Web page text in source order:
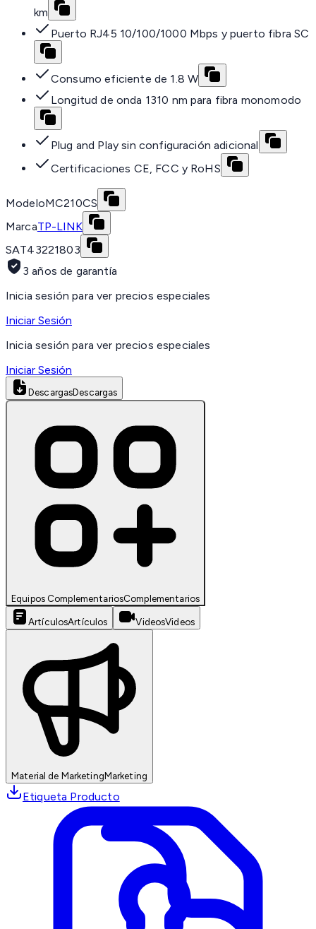
km
Puerto RJ45 10/100/1000 Mbps y puerto fibra SC
Consumo eficiente de 1.8 W
Longitud de onda 1310 nm para fibra monomodo
Plug and Play sin configuración adicional
Certificaciones CE, FCC y RoHS
ModeloMC210CS
MarcaTP-LINK
SAT43221803
3 años de garantía
Inicia sesión para ver precios especiales
Iniciar Sesión
Inicia sesión para ver precios especiales
Iniciar Sesión
DescargasDescargas
Equipos ComplementariosComplementarios
ArtículosArtículos VideosVideos
Material de MarketingMarketing
Etiqueta Producto